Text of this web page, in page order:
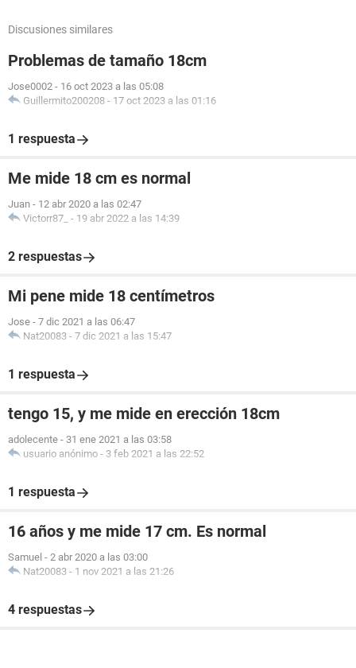
Discusiones similares
Problemas de tamaño 18cm
Jose0002 - 16 oct 2023 a las 05:08
Guillermito200208 - 17 oct 2023 a las 01:16
1 respuesta
Me mide 18 cm es normal
Juan - 12 abr 2020 a las 02:47
Victorr87_ - 19 abr 2022 a las 14:39
2 respuestas
Mi pene mide 18 centímetros
Jose - 7 dic 2021 a las 06:47
Nat20083 - 7 dic 2021 a las 15:47
1 respuesta
tengo 15, y me mide en erección 18cm
adolecente - 31 ene 2021 a las 03:58
usuario anónimo - 3 feb 2021 a las 22:52
1 respuesta
16 años y me mide 17 cm. Es normal
Samuel - 2 abr 2020 a las 03:00
Nat20083 - 1 nov 2021 a las 21:26
4 respuestas